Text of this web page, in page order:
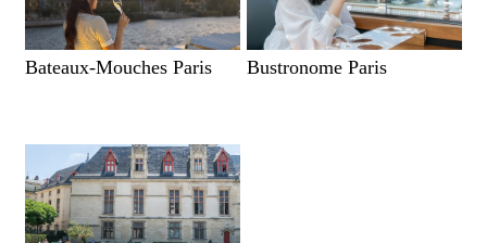
Bateaux-Mouches Paris Bustronome Paris